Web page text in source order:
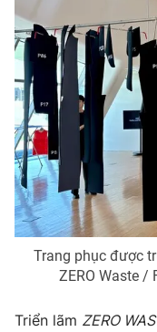
Tư vấn
Chuyên mục khác
Emagazine
Photo
Video
VTV Money
Trang phục được
ZERO Waste /
Triển lãm ZERO